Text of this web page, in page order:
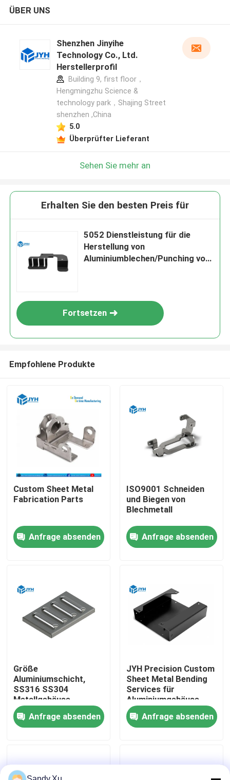
VR-Show
Fabrik-Ausflug
Treten Sie mit uns in Verbindung
Nachrichten
Fordern Sie ein Zitat
ÜBER UNS
Shenzhen Jinyihe
Technology Co., Ltd.
Herstellerprofil
Building 9, first floor，
Hengmingzhu Science &
technology park，Shajing Street
shenzhen ,China
5.0
Überprüfter Lieferant
Sehen Sie mehr an
Erhalten Sie den besten Preis für
5052 Dienstleistung für die
Herstellung von
Aluminiumblechen/Punching von
Fortsetzen
Empfohlene Produkte
Custom Sheet Metal
Fabrication Parts
Anfrage absenden
ISO9001 Schneiden
und Biegen von
Blechmetall
Anfrage absenden
Größe
Aluminiumschicht,
SS316 SS304
Metallgehäuse
Anfrage absenden
JYH Precision Custom
Sheet Metal Bending
Services für
Aluminiumgehäuse
Deckel und Basisteile
Anfrage absenden